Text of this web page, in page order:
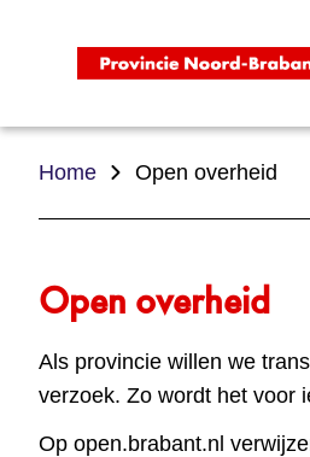
Home Open overheid
Open overheid
Als provincie willen we
verzoek. Zo wordt het voor
Op open.brabant.nl